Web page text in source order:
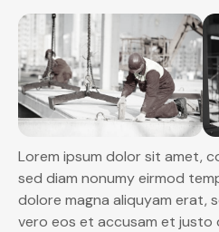
Lorem ipsum dolor sit amet,
sed diam nonumy eirmod
dolore magna aliquyam erat,
vero eos et accusam et justo